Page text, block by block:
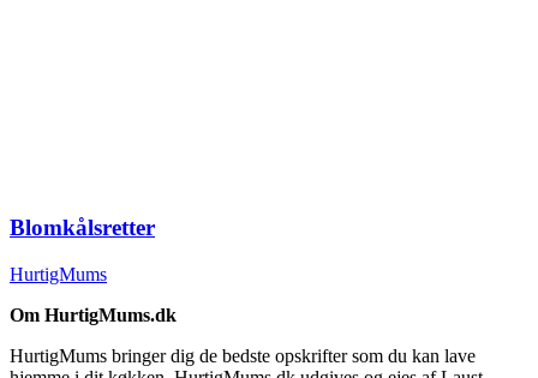
Blomkålsretter
HurtigMums
Om HurtigMums.dk
HurtigMums bringer dig de bedste opskrifter som du kan lave